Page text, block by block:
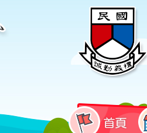
首頁